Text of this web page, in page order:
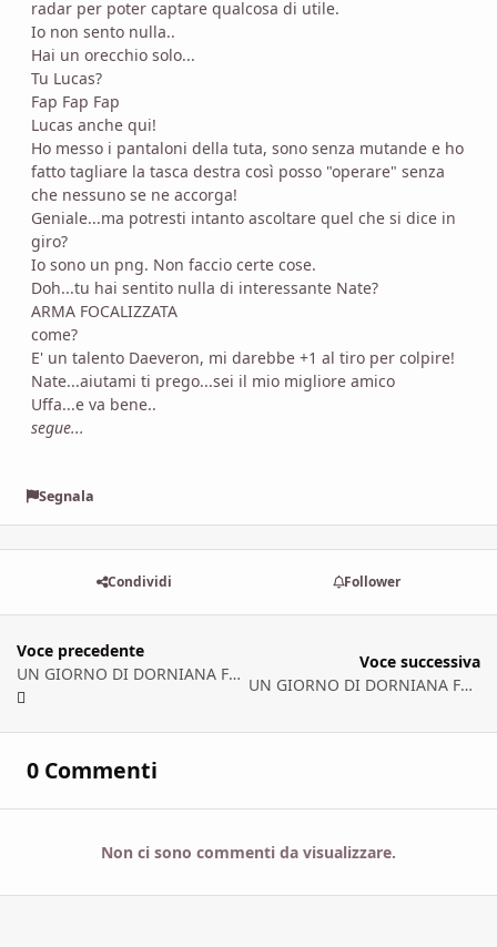
radar per poter captare qualcosa di utile.
Io non sento nulla..
Hai un orecchio solo...
Tu Lucas?
Fap Fap Fap
Lucas anche qui!
Ho messo i pantaloni della tuta, sono senza mutande e ho
fatto tagliare la tasca destra così posso "operare" senza
che nessuno se ne accorga!
Geniale...ma potresti intanto ascoltare quel che si dice in
giro?
Io sono un png. Non faccio certe cose.
Doh...tu hai sentito nulla di interessante Nate?
ARMA FOCALIZZATA
come?
E' un talento Daeveron, mi darebbe +1 al tiro per colpire!
Nate...aiutami ti prego...sei il mio migliore amico
Uffa...e va bene..
segue...
Segnala
Condividi Follower
Voce precedente
UN GIORNO DI DORNIANA FOLLIA [prima parte]
Voce successiva
UN GIORNO DI DORNIANA FOLLIA [terza parte]
0 Commenti
Non ci sono commenti da visualizzare.